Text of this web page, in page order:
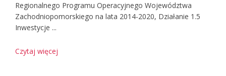
Regionalnego Programu Operacyjnego Województwa
Zachodniopomorskiego na lata 2014-2020, Działanie 1.5
Inwestycje ...
Czytaj więcej